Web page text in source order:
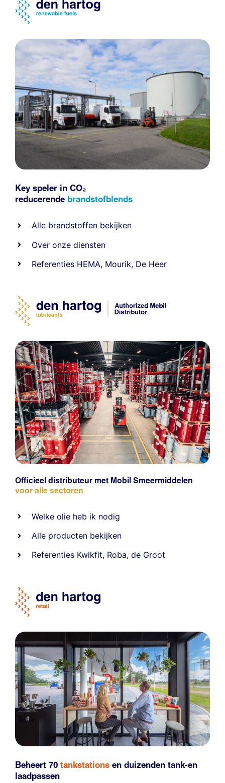
Key speler in CO₂
reducerende brandstofblends
Alle brandstoffen bekijken
Over onze diensten
Referenties HEMA, Mourik, De Heer
Officieel distributeur met Mobil Smeermiddelen
voor alle sectoren
Welke olie heb ik nodig
Alle producten bekijken
Referenties Kwikfit, Roba,de Groot
Beheert 70 tankstations en duizenden tank-en
laadpassen